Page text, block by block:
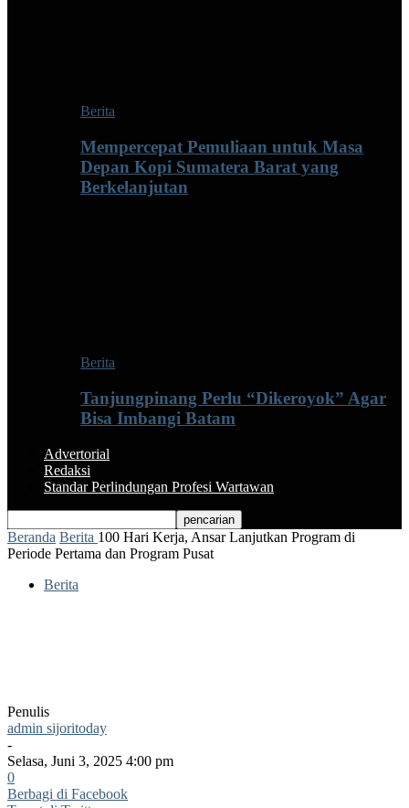
Berita
Mempercepat Pemuliaan untuk Masa
Depan Kopi Sumatera Barat yang
Berkelanjutan
Berita
Tanjungpinang Perlu “Dikeroyok” Agar
Bisa Imbangi Batam
Advertorial
Redaksi
Standar Perlindungan Profesi Wartawan
Beranda Berita 100 Hari Kerja, Ansar Lanjutkan Program di
Periode Pertama dan Program Pusat
Berita
Penulis
admin sijoritoday
-
Selasa, Juni 3, 2025 4:00 pm
0
Berbagi di Facebook